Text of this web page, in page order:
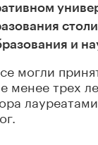
и
могли
менее трех